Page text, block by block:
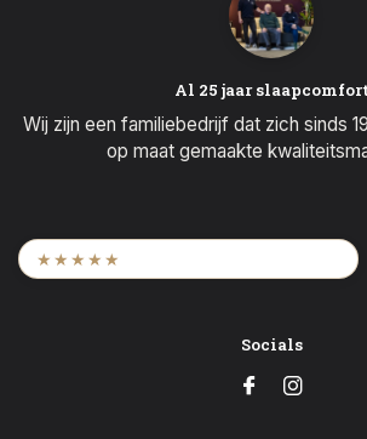
Al 25 jaar
Wij zijn een familiebedrijf dat zich sinds
op maat gemaakte
★★★★★
Socials